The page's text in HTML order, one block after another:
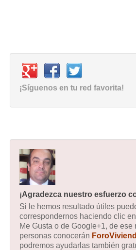
¡Síguenos en tu red favorita!
¡Agradezca nuestro esfuerzo
Si le hemos resultado útiles
correspondernos haciendo clic
Me Gusta o de Google+1, de ese
personas conocerán
podremos ayudarlas también